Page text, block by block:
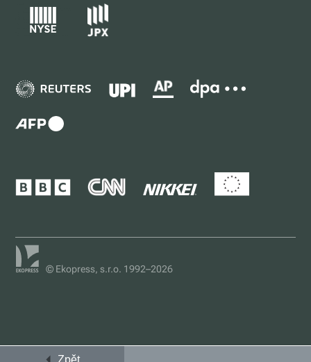
© Ekopress, s.r.o. 1992–2026